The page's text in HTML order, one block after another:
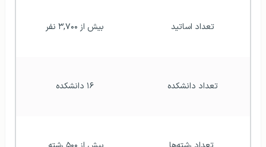
تعداد اساتید بیش از ۳,۷۰۰ نفر
تعداد دانشکده ۱۶ دانشکده